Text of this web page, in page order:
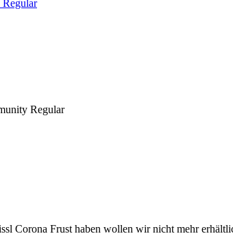
Corona Frust haben wollen wir nicht mehr